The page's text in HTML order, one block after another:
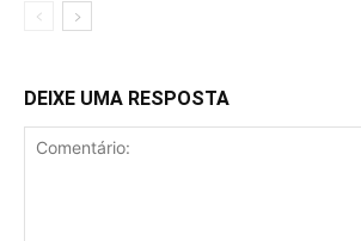
DEIXE UMA RESPOSTA